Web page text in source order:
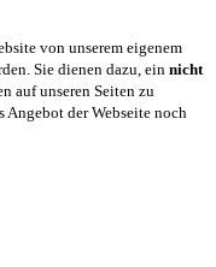
von unserem eigenem
Sie dienen dazu, ein nicht
auf unseren Seiten zu
Angebot der Webseite noch